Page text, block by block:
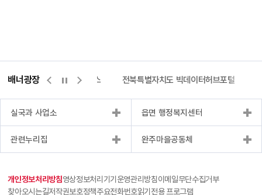
배너광장
량바로처리센터 위택스 전북특별자치도 빅데이터허브포털
실국과 사업소 읍면 행정복지센터
관련누리집 완주마을공동체
개인정보처리방침영상정보처리기기운영관리방침이메일무단수집거부
찾아오시는길저작권보호정책주요전화번호읽기전용 프로그램